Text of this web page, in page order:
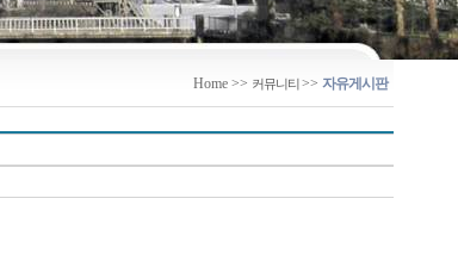
Home >> 커뮤니티>> 자유게시판